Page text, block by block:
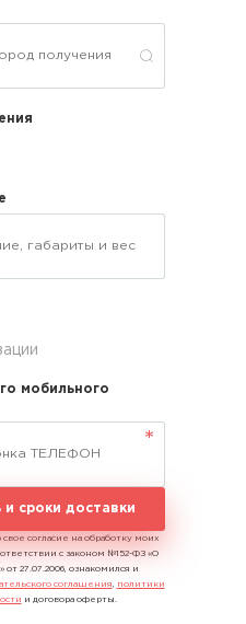
мобильного
и сроки доставки
согласие на обработку моих
с законом №152-ФЗ «О
27.07.2006, ознакомился и
соглашения
политики
и договора оферты.